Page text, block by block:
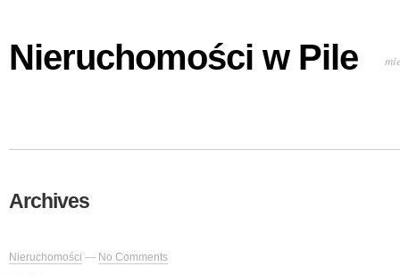
Nieruchomości w Pile
Archives
Nieruchomości — No Comments